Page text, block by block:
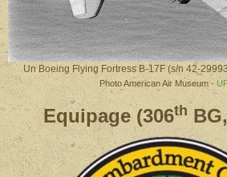
Un Boeing Flying Fortress B-17F (s/n 42-
Photo American Air Museum -
Equipage (306th